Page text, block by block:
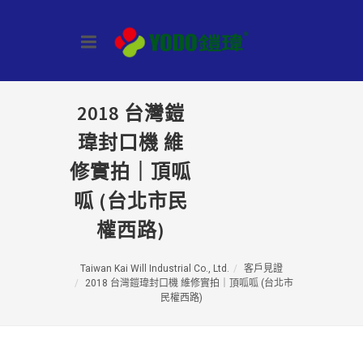
2018 台灣鎧
瑋封口機 維
修實拍｜頂呱
呱 (台北市民
權西路)
Taiwan Kai Will Industrial Co., Ltd.
客戶見證
2018 台灣鎧瑋封口機 維修實拍｜頂呱呱 (台北市
民權西路)